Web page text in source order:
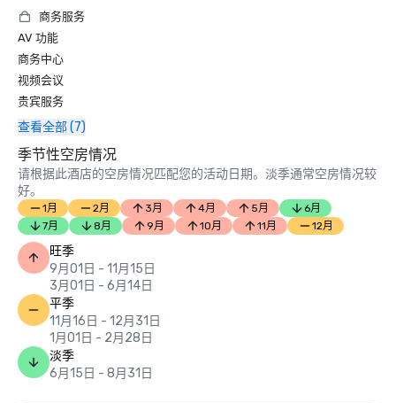
商务服务
AV 功能
商务中心
视频会议
贵宾服务
查看全部 (7)
季节性空房情况
请根据此酒店的空房情况匹配您的活动日期。淡季通常空房情况较
好。
1月 2月 3月 4月 5月
6月
7月
8月 9月 10月 11月 12月
旺季
9月01日 - 11月15日
3月01日 - 6月14日
平季
11月16日 - 12月31日
1月01日 - 2月28日
淡季
6月15日 - 8月31日